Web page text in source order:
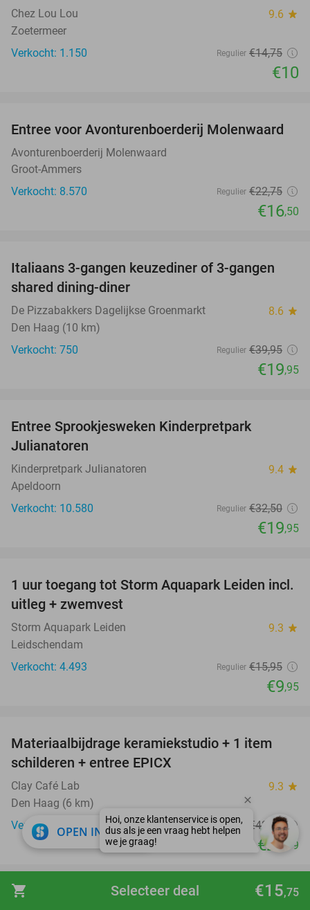
shopping_cart €15,75
Selecteer deal
Chez Lou Lou 9.6 star
Zoetermeer
Verkocht: 1.150
Regulier €14,75
€10
27%
Entree voor Avonturenboerderij Molenwaard
Avonturenboerderij Molenwaard
Groot-Ammers
Verkocht: 8.570
Regulier €22,75
€16,50
50%
Italiaans 3-gangen keuzediner of 3-gangen
shared dining-diner
De Pizzabakkers Dagelijkse Groenmarkt 8.6 star
Den Haag (10 km)
Verkocht: 750
Regulier €39,95
€19,95
Entree Sprookjesweken Kinderpretpark
Julianatoren
Kinderpretpark Julianatoren 9.4 star
Apeldoorn
Verkocht: 10.580
Regulier €32,50
€19,95
38%
1 uur toegang tot Storm Aquapark Leiden incl.
uitleg + zwemvest
Storm Aquapark Leiden 9.3 star
Leidschendam
Verkocht: 4.493
Regulier €15,95
€9,95
41%
Materiaalbijdrage keramiekstudio + 1 item
schilderen + entree EPICX
Clay Café Lab 9.3 star
Den Haag (6 km)
Verkocht: 238
Regulier €42 ,50
€24,99
favorite_border
Overnachting(en) voor 2-4 pers. in safaritent
OPEN IN APP close